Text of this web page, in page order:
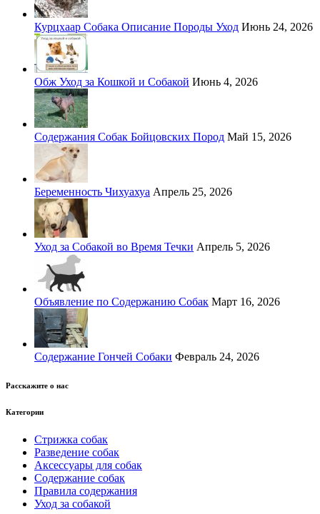
Курцхаар Собака Описание Породы Уход Июнь 24, 2026
Обж Уход за Кошкой и Собакой Июнь 4, 2026
Содержания Собак Бойцовских Пород Май 15, 2026
Беременность Чихуахуа Апрель 25, 2026
Уход за Собакой во Время Течки Апрель 5, 2026
Объявление по Содержанию Собак Март 16, 2026
Содержание Гончей Собаки Февраль 24, 2026
Расскажите о нас
Категории
Стрижка собак
Разведение собак
Аксессуары для собак
Содержание собак
Правила содержания
Уход за собакой